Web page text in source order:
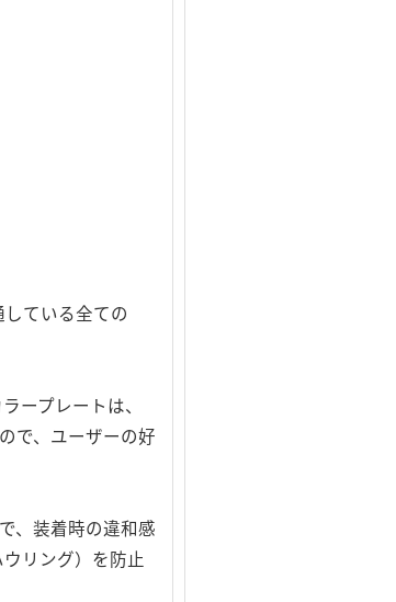
ている全ての
ープレートは、
で、ユーザーの好
、装着時の違和感
リング）を防止